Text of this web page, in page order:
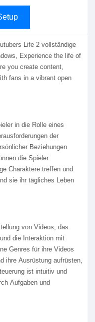
Life 2 vollständige
Experience the life of
you create content,
fans in a vibrant open
in die Rolle eines
der
Beziehungen
die Spieler
Charaktere treffen und
sie ihr tägliches Leben
von Videos, das
die Interaktion mit
Genres für ihre Videos
ihre Ausrüstung aufrüsten,
ist intuitiv und
Aufgaben und